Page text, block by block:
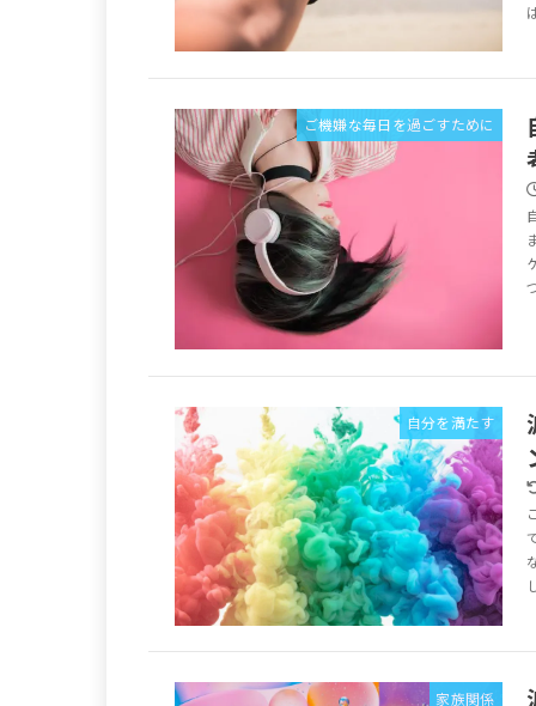
ご機嫌な毎日を過ごすために
自分を満たす
家族関係